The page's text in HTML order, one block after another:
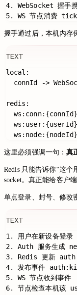
4. WebSocket 握手
握手通过后，本机内存
TEXT
local:
connId ->
redis:
这里必须强调一句：真
Redis 只能告诉你“这
socket。真正能给客户
单点登录、封号、修改
TEXT
1. 用户在新设备登录
2. Auth 服务生成
3. Redis 更新
4. 发布事件
5. WS 节点收到事件
6. 节点检查本机该